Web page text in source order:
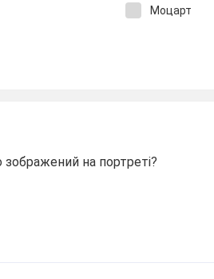
Моцарт
зображений на портреті?